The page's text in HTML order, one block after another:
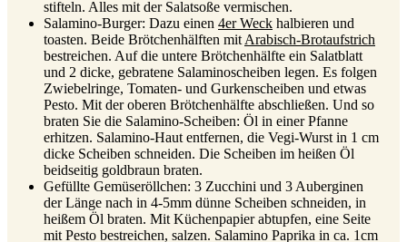
stifteln. Alles mit der Salatsoße vermischen.
Salamino-Burger: Dazu einen 4er Weck halbieren und
toasten. Beide Brötchenhälften mit Arabisch-Brotaufstrich
bestreichen. Auf die untere Brötchenhälfte ein Salatblatt
und 2 dicke, gebratene Salaminoscheiben legen. Es folgen
Zwiebelringe, Tomaten- und Gurkenscheiben und etwas
Pesto. Mit der oberen Brötchenhälfte abschließen. Und so
braten Sie die Salamino-Scheiben: Öl in einer Pfanne
erhitzen. Salamino-Haut entfernen, die Vegi-Wurst in 1 cm
dicke Scheiben schneiden. Die Scheiben im heißen Öl
beidseitig goldbraun braten.
Gefüllte Gemüseröllchen: 3 Zucchini und 3 Auberginen
der Länge nach in 4-5mm dünne Scheiben schneiden, in
heißem Öl braten. Mit Küchenpapier abtupfen, eine Seite
mit Pesto bestreichen, salzen. Salamino Paprika in ca. 1cm